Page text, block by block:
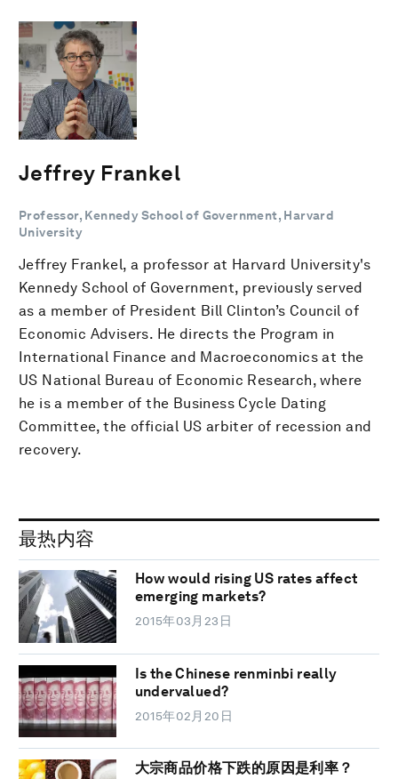
Jeffrey Frankel
Professor, Kennedy School of Government, Harvard
University
Jeffrey Frankel, a professor at Harvard University's
Kennedy School of Government, previously served
as a member of President Bill Clinton’s Council of
Economic Advisers. He directs the Program in
International Finance and Macroeconomics at the
US National Bureau of Economic Research, where
he is a member of the Business Cycle Dating
Committee, the official US arbiter of recession and
recovery.
最热内容
How would rising US rates affect
emerging markets?
2015年03月23日
Is the Chinese renminbi really
undervalued?
2015年02月20日
大宗商品价格下跌的原因是利率？